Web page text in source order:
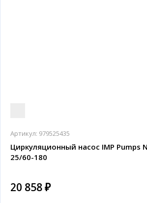
Артикул: 979525435
Циркуляционный насос IMP Pumps
25/60-180
20 858 ₽